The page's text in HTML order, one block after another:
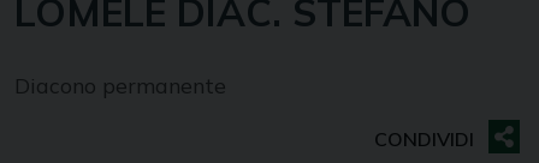
LOMELE DIAC. STEFANO
Diacono permanente